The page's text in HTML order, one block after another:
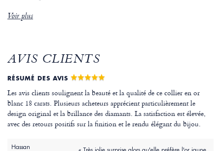
Voir plus
AVIS CLIENTS
RÉSUMÉ DES AVIS
Les avis clients soulignent la beauté et la qualité de ce collier en or
blanc 18 carats. Plusieurs acheteurs apprécient particulièrement le
design original et la brillance des diamants. La satisfaction est élevée,
avec des retours positifs sur la finition et le rendu élégant du bijou.
Hassan